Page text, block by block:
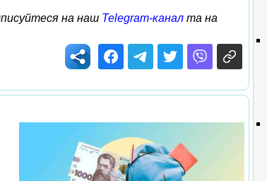
на наш Telegram-канал та на